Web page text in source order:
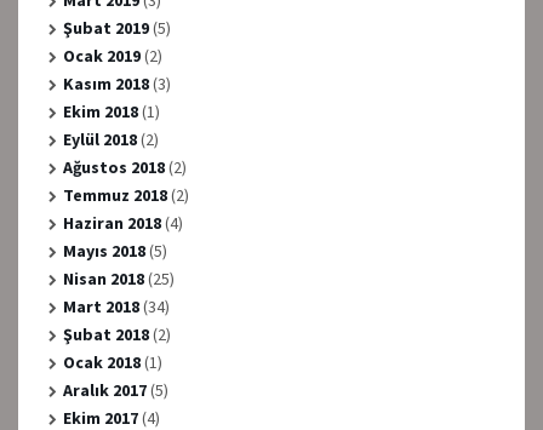
Şubat 2019(5)
Ocak 2019(2)
Kasım 2018(3)
Ekim 2018(1)
Eylül 2018(2)
Ağustos 2018(2)
Temmuz 2018(2)
Haziran 2018(4)
Mayıs 2018(5)
Nisan 2018(25)
Mart 2018(34)
Şubat 2018(2)
Ocak 2018(1)
Aralık 2017(5)
Ekim 2017(4)